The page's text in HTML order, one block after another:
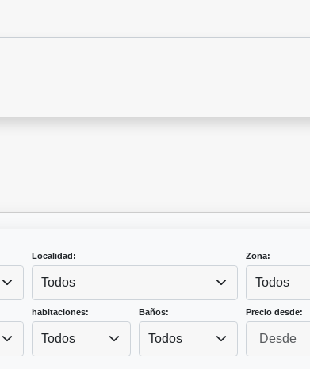
Localidad:
Todos
Zona:
Todos
habitaciones:
Todos
Baños:
Todos
Precio desde: